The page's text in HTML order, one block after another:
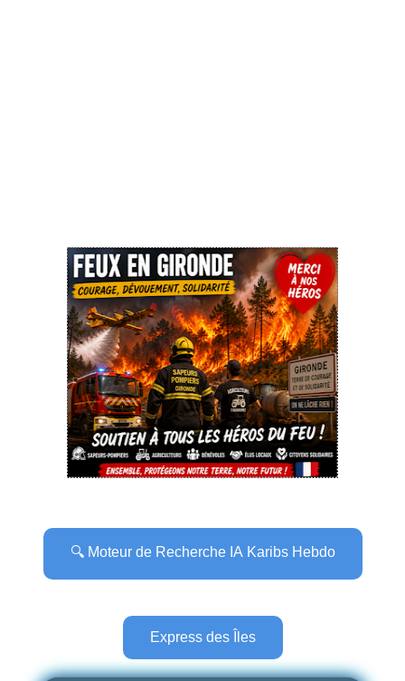
🔍 Moteur de Recherche IA Karibs Hebdo
Express des Îles